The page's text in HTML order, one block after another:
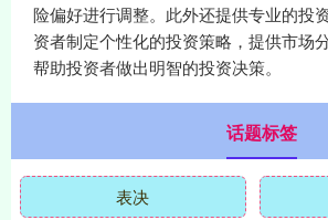
险偏好进行调整。此外还提供专业的投
资者制定个性化的投资策略，提供市场
帮助投资者做出明智的投资决策。
话题标签
表决